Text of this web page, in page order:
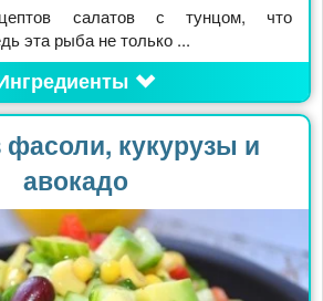
салатов с тунцом, что
эта рыба не только ...
фасоли, кукурузы и
авокадо